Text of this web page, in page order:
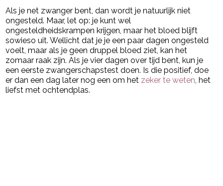
Als je net zwanger bent, dan wordt je natuurlijk niet
ongesteld. Maar, let op: je kunt wel
ongesteldheidskrampen krijgen, maar het bloed blijft
sowieso uit. Wellicht dat je je een paar dagen ongesteld
voelt, maar als je geen druppel bloed ziet, kan het
zomaar raak zijn. Als je vier dagen over tijd bent, kun je
een eerste zwangerschapstest doen. Is die positief, doe
er dan een dag later nog een om het zeker te weten , het
liefst met ochtendplas.